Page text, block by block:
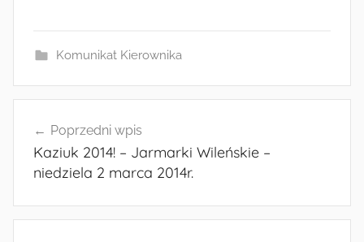
e
b
o
o
k
d
o
n
l
e
Komunikat Kierownika
wpisuPoprzedni wpis
Kaziuk 2014! – Jarmarki Wileńskie –
niedziela 2 marca 2014r.